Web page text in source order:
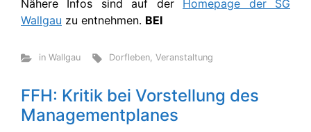
Nähere Infos sind auf der Homepage der SG
Wallgau zu entnehmen. BEI
in Wallgau Dorfleben,Veranstaltung
FFH: Kritik bei Vorstellung des
Managementplanes